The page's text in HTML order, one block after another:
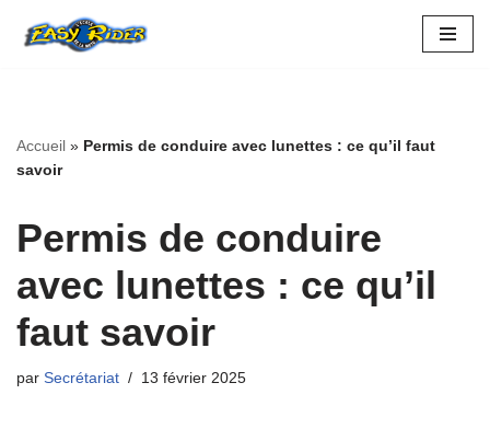
Accueil » Permis de conduire avec lunettes : ce qu’il faut
savoir
Permis de conduire
avec lunettes : ce qu’il
faut savoir
par Secrétariat 13 février 2025